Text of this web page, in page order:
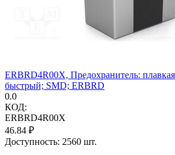
ERBRD4R00X, Предохранитель:
быстрый; SMD; ERBRD
0.0
КОД:
ERBRD4R00X
46.84 ₽
Доступность: 2560 шт.